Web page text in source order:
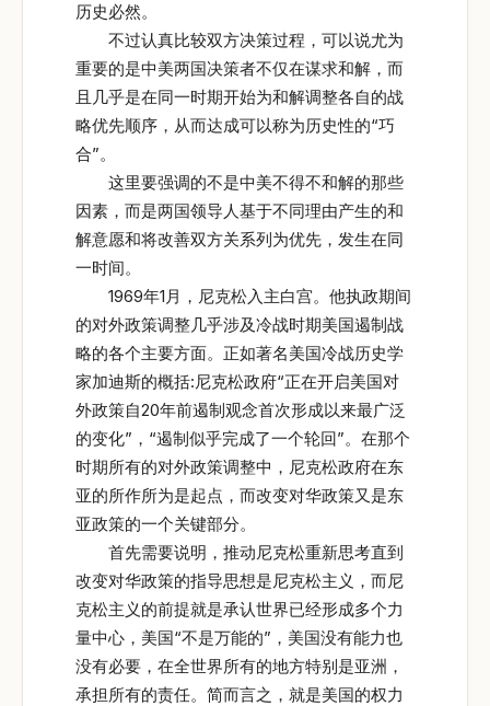
历史必然。
不过认真比较双方决策过程，可以说尤为
重要的是中美两国决策者不仅在谋求和解，而
且几乎是在同一时期开始为和解调整各自的战
略优先顺序，从而达成可以称为历史性的“巧
合”。
这里要强调的不是中美不得不和解的那些
因素，而是两国领导人基于不同理由产生的和
解意愿和将改善双方关系列为优先，发生在同
一时间。
1969年1月，尼克松入主白宫。他执政期间
的对外政策调整几乎涉及冷战时期美国遏制战
略的各个主要方面。正如著名美国冷战历史学
家加迪斯的概括:尼克松政府“正在开启美国对
外政策自20年前遏制观念首次形成以来最广泛
的变化”，“遏制似乎完成了一个轮回”。在那个
时期所有的对外政策调整中，尼克松政府在东
亚的所作所为是起点，而改变对华政策又是东
亚政策的一个关键部分。
首先需要说明，推动尼克松重新思考直到
改变对华政策的指导思想是尼克松主义，而尼
克松主义的前提就是承认世界已经形成多个力
量中心，美国“不是万能的”，美国没有能力也
没有必要，在全世界所有的地方特别是亚洲，
承担所有的责任。简而言之，就是美国的权力